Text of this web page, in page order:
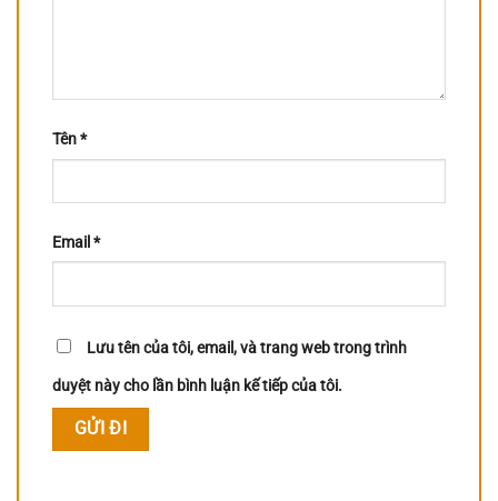
Tên*
Email *
Lưu tên của tôi, email, và trang web trong trình
duyệt này cho lần bình luận kế tiếp của tôi.